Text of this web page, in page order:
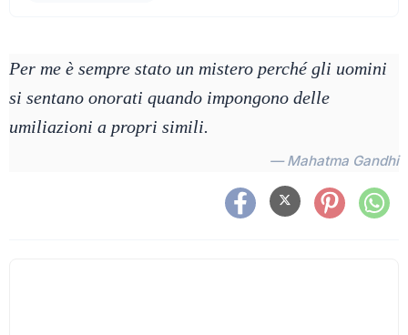
Per me è sempre stato un mistero perché gli uomini
si sentano onorati quando impongono delle
umiliazioni a propri simili.
— Mahatma Gandhi